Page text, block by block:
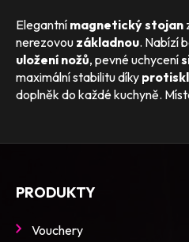
Elegantní magnetický stojan
nerezovou základnou. Nabízí
uložení nožů, pevné uchycení
maximální stabilitu díky
doplněk do každé kuchyně.
PRODUKTY
Vouchery